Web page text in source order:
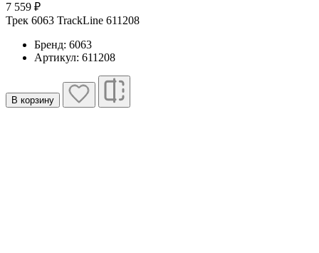
7 559 ₽
Трек 6063 TrackLine 611208
Бренд: 6063
Артикул: 611208
В корзину